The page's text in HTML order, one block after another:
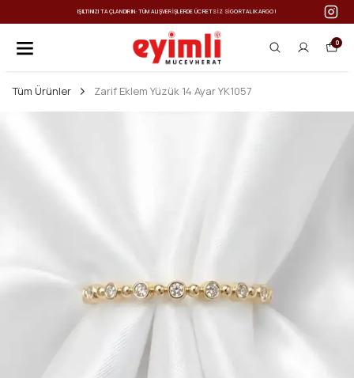
IŞILTINIZI TAÇLANDIRIN: TÜM ALIŞVERIŞLERDE ÜCRETSIZ SIGORTALI KARGO!
0
Tüm Ürünler Zarif Eklem Yüzük 14 Ayar YK1057